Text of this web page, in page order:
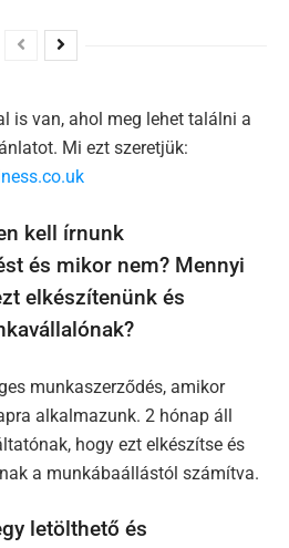
is van, ahol meg lehet találni a
Mi ezt szeretjük:
kell írnunk
és mikor nem? Mennyi
elkészítenünk és
munkaszerződés, amikor
alkalmazunk. 2 hónap áll
hogy ezt elkészítse és
a munkábaállástól számítva.
letölthető és